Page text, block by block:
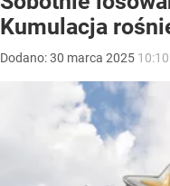
Kumulacja
Dodano:30 marca 2025 10:10